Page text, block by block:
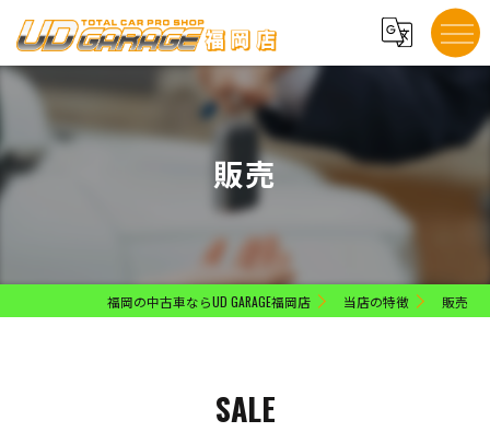
販売
福岡の中古車ならUD GARAGE福岡店 当店の特徴 販売
SALE